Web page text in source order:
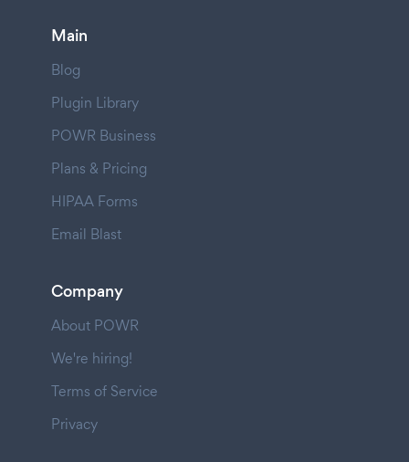
Main
Blog
Plugin Library
POWR Business
Plans & Pricing
HIPAA Forms
Email Blast
Company
About POWR
We're hiring!
Terms of Service
Privacy